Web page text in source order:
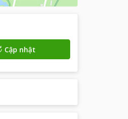
Cập nhật